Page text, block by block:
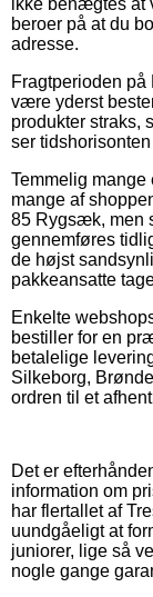
beroer på at du
adresse.
Fragtperioden
være yderst
produkter straks,
ser
Temmelig
mange af
85 Rygsæk, men
gennemføres
de højst
pakkeansatte
Enkelte
bestiller for en
betalelige
Silkeborg,
ordren til et
Det er
information om
har flertallet af
uundgåeligt at
juniorer, lige så
nogle gange